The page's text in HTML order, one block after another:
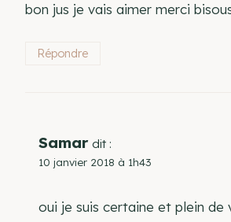
bon jus je vais aimer merci
Répondre
Samar dit :
10 janvier 2018 à 1h43
oui je suis certaine et plein de